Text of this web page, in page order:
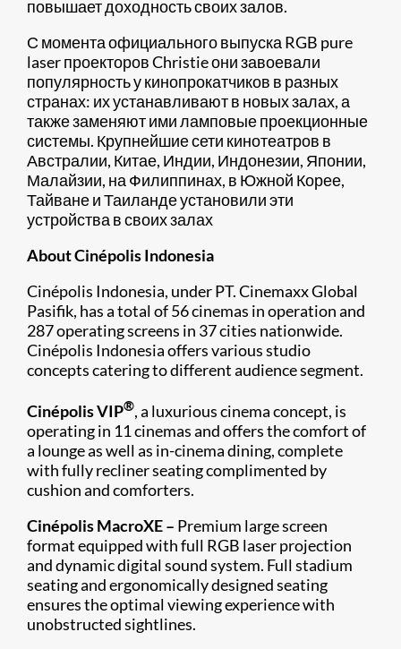
повышает доходность своих залов.
С момента официального выпуска RGB pure
laser проекторов Christie они завоевали
популярность у кинопрокатчиков в разных
странах: их устанавливают в новых залах, а
также заменяют ими ламповые проекционные
системы. Крупнейшие сети кинотеатров в
Австралии, Китае, Индии, Индонезии, Японии,
Малайзии, на Филиппинах, в Южной Корее,
Тайване и Таиланде установили эти
устройства в своих залах
About Cinépolis Indonesia
Cinépolis Indonesia, under PT. Cinemaxx Global
Pasifik, has a total of 56 cinemas in operation and
287 operating screens in 37 cities nationwide.
Cinépolis Indonesia offers various studio
concepts catering to different audience segment.
Cinépolis VIP®, a luxurious cinema concept, is
operating in 11 cinemas and offers the comfort of
a lounge as well as in-cinema dining, complete
with fully recliner seating complimented by
cushion and comforters.
Cinépolis MacroXE – Premium large screen
format equipped with full RGB laser projection
and dynamic digital sound system. Full stadium
seating and ergonomically designed seating
ensures the optimal viewing experience with
unobstructed sightlines.